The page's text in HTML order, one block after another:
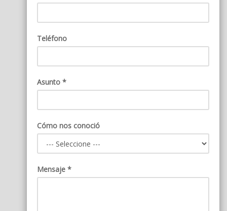
Teléfono
Asunto *
Cómo nos conoció
Mensaje *